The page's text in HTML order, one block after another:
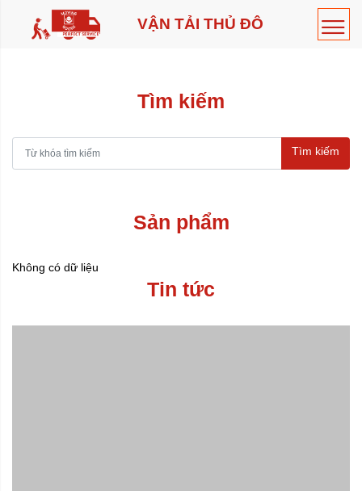
VẬN TẢI THỦ ĐÔ
Tìm kiếm
Tìm kiếm
Sản phẩm
Không có dữ liệu
Tin tức